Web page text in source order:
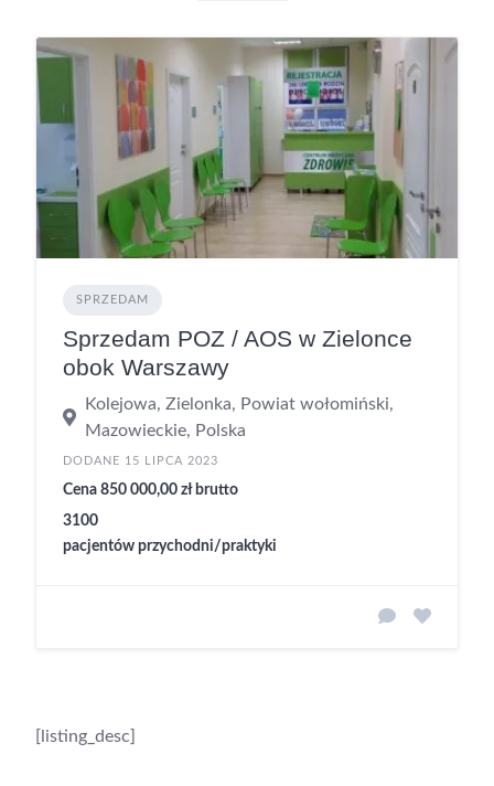
SPRZEDAM
Sprzedam POZ / AOS w Zielonce
obok Warszawy
Kolejowa, Zielonka, Powiat wołomiński,
Mazowieckie, Polska
DODANE 15 LIPCA 2023
Cena 850 000,00 zł brutto
3100
pacjentów przychodni/praktyki
[listing_desc]